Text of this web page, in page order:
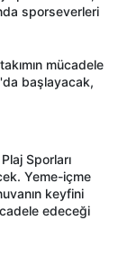
sporseverleri
mücadele
başlayacak,
Sporları
Yeme-içme
keyfini
edeceği